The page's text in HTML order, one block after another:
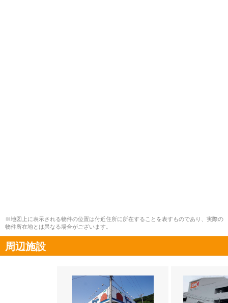
※地図上に表示される物件の位置は付近住所に所在することを表すものであり、実際の
物件所在地とは異なる場合がございます。
周辺施設